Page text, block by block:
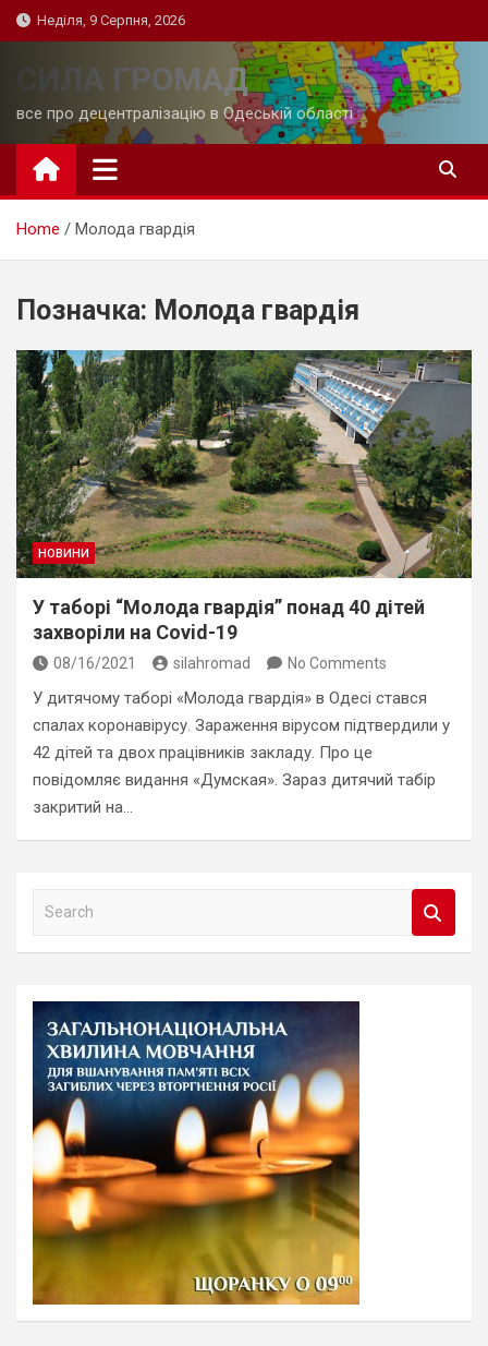
Skip
to
Неділя, 9 Серпня, 2026
СИЛА ГРОМАД
все про децентралізацію в Одеській області
Home Молода гвардія
Позначка: Молода гвардія
НОВИНИ
У таборі “Молода гвардія” понад 40 дітей
захворіли на Covid-19
08/16/2021 silahromad No Comments
У дитячому таборі «Молода гвардія» в Одесі стався
спалах коронавірусу. Зараження вірусом підтвердили у
42 дітей та двох працівників закладу. Про це
повідомляє видання «Думская». Зараз дитячий табір
закритий на…
a